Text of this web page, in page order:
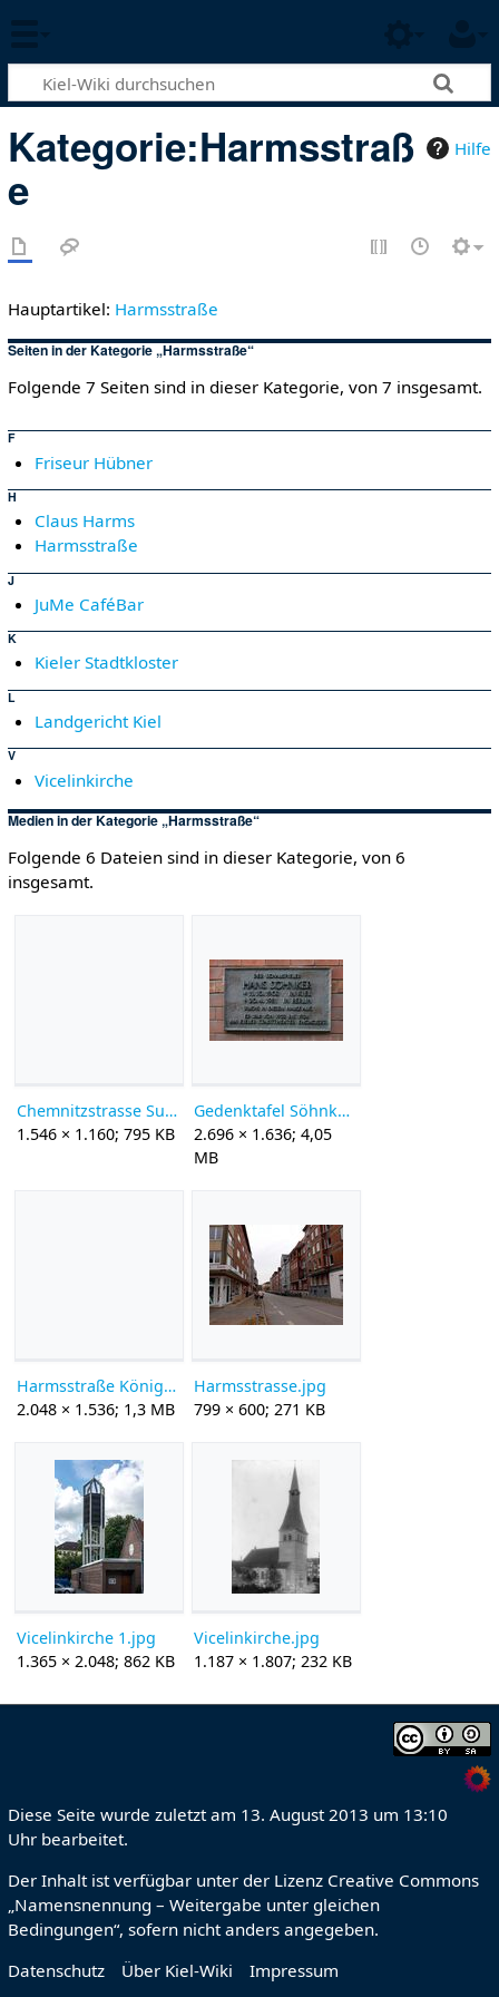
Hilfe
Kategorie:Harmsstraß
e
Hauptartikel: Harmsstraße
Seiten in der Kategorie „Harmsstraße“
Folgende 7 Seiten sind in dieser Kategorie, von 7 insgesamt.
F
Friseur Hübner
H
Claus Harms
Harmsstraße
J
JuMe CaféBar
K
Kieler Stadtkloster
L
Landgericht Kiel
V
Vicelinkirche
Medien in der Kategorie „Harmsstraße“
Folgende 6 Dateien sind in dieser Kategorie, von 6
insgesamt.
Chemnitzstrasse Sued.jpg
1.546 × 1.160; 795 KB
Gedenktafel Söhnker Harmsstraße 73.jpg
2.696 × 1.636; 4,05
MB
Harmsstraße Königsweg zum Papenkamp.jpg
2.048 × 1.536; 1,3 MB
Harmsstrasse.jpg
799 × 600; 271 KB
Vicelinkirche 1.jpg
1.365 × 2.048; 862 KB
Vicelinkirche.jpg
1.187 × 1.807; 232 KB
Diese Seite wurde zuletzt am 13. August 2013 um 13:10
Uhr bearbeitet.
Der Inhalt ist verfügbar unter der Lizenz Creative Commons
„Namensnennung – Weitergabe unter gleichen
Bedingungen“, sofern nicht anders angegeben.
Datenschutz
Über Kiel-Wiki Impressum